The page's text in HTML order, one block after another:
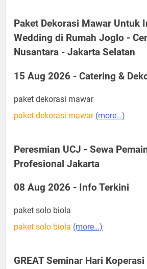
Paket Dekorasi Mawar Untuk
Wedding di Rumah Joglo -
Nusantara - Jakarta Selatan
15 Aug 2026 - Catering &
paket dekorasi mawar
paket dekorasi mawar (more…)
Peresmian UCJ - Sewa
Profesional Jakarta
08 Aug 2026 - Info Terkini
paket solo biola
paket solo biola (more…)
GREAT Seminar Hari